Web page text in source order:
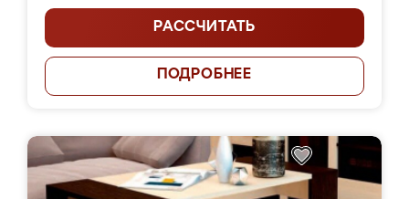
РАССЧИТАТЬ
ПОДРОБНЕЕ